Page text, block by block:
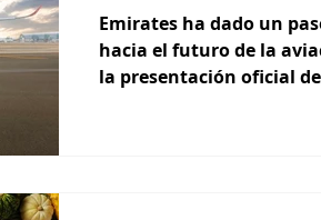
Emirates ha dado un
hacia el futuro de la
la presentación oficial